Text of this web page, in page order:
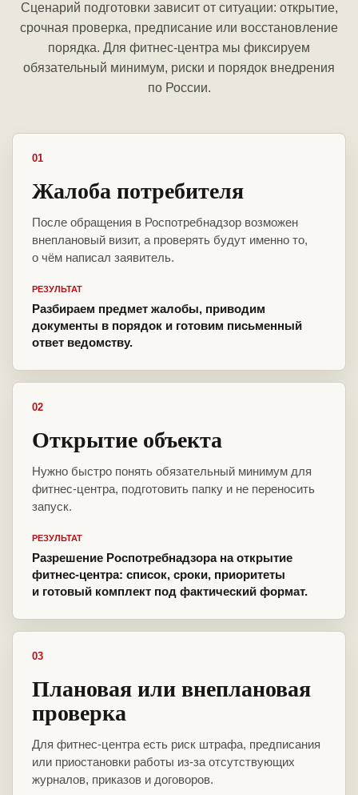
Сценарий подготовки зависит от ситуации: открытие,
срочная проверка, предписание или восстановление
порядка. Для фитнес-центра мы фиксируем
обязательный минимум, риски и порядок внедрения
по России.
01
Жалоба потребителя
После обращения в Роспотребнадзор возможен
внеплановый визит, а проверять будут именно то,
о чём написал заявитель.
РЕЗУЛЬТАТ
Разбираем предмет жалобы, приводим
документы в порядок и готовим письменный
ответ ведомству.
02
Открытие объекта
Нужно быстро понять обязательный минимум для
фитнес-центра, подготовить папку и не переносить
запуск.
РЕЗУЛЬТАТ
Разрешение Роспотребнадзора на открытие
фитнес-центра: список, сроки, приоритеты
и готовый комплект под фактический формат.
03
Плановая или внеплановая
проверка
Для фитнес-центра есть риск штрафа, предписания
или приостановки работы из-за отсутствующих
журналов, приказов и договоров.